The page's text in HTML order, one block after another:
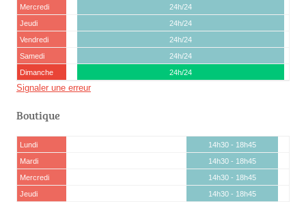
Mercredi
24h/24
Jeudi
24h/24
Vendredi
24h/24
Samedi
24h/24
Dimanche
24h/24
Signaler une erreur
Boutique
Lundi
14h30 - 18h45
Mardi
14h30 - 18h45
Mercredi
14h30 - 18h45
Jeudi
14h30 - 18h45